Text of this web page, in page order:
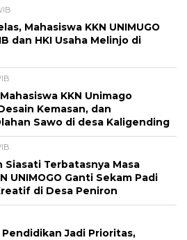
Mahasiswa KKN UNIMUGO
dan HKI Usaha Melinjo di
KKN Unimago
Kemasan, dan
Sawo di desa Kaligending
Siasati Terbatasnya Masa
UNIMOGO Ganti Sekam Padi
di Desa Peniron
Jadi Prioritas,